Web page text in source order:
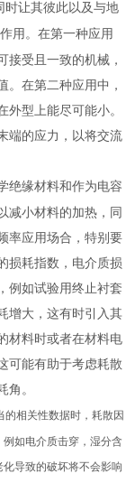
时让其彼此以及与地
用。在第一种应用
接受且一致的机械，
。在第二种应用中，
型上能尽可能小。
端的应力，以将交流
绝缘材料和作为电容
减小材料的加热，同
率应用场合，特别要
损耗指数，电介质损
例如试验用终止衬套
增大，这有时引入其
材料时或者在材料电
可能有助于考虑耗散
角。
的相关性数据时，耗散因
如电介质击穿，湿分含
导致的破坏将不会影响